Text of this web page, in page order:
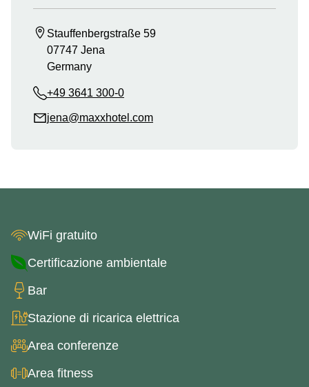
Stauffenbergstraße 59
07747 Jena
Germany
+49 3641 300-0
jena@maxxhotel.com
WiFi gratuito
Certificazione ambientale
Bar
Stazione di ricarica elettrica
Area conferenze
Area fitness